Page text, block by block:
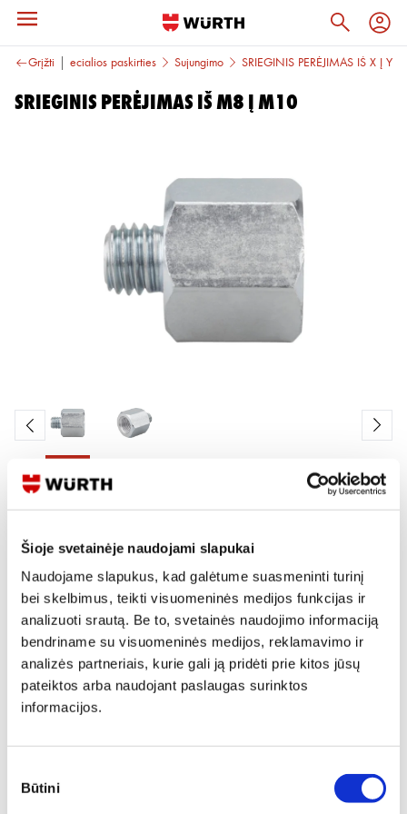
Šioje svetainėje naudojami slapukai
Naudojame slapukus, kad galėtume suasmeninti turinį
bei skelbimus, teikti visuomeninės medijos funkcijas ir
analizuoti srautą. Be to, svetainės naudojimo informaciją
bendriname su visuomeninės medijos, reklamavimo ir
analizės partneriais, kurie gali ją pridėti prie kitos jūsų
pateiktos arba naudojant paslaugas surinktos
informacijos.
pasirinkimas
Būtini
Grįžti
Veržlės Specialios paskirties Sujungimo SRIEGINIS PERĖJIMAS IŠ X Į Y
SRIEGINIS PERĖJIMAS IŠ M8 Į M10
Skaityti produkto aprašymą
Produkto Nr. 0862 091 09EAN 4047376902220
Kainos matomos tik registruotiems vartotojams.
Prisijungti / Registruotis
Rašyti užklausą
Reikia daugiau informacijos?
Skambinti: